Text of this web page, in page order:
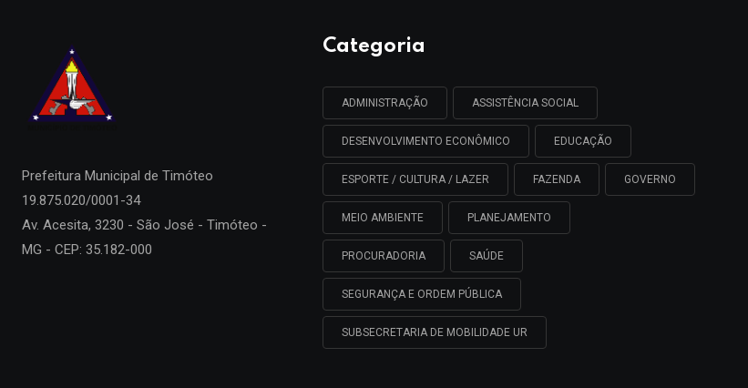
Prefeitura Municipal de Timóteo
19.875.020/0001-34
Av. Acesita, 3230 - São José - Timóteo -
MG - CEP: 35.182-000
Categoria
ADMINISTRAÇÃO ASSISTÊNCIA SOCIAL
DESENVOLVIMENTO ECONÔMICO EDUCAÇÃO
ESPORTE / CULTURA / LAZER FAZENDA GOVERNO
MEIO AMBIENTE PLANEJAMENTO
PROCURADORIA SAÚDE
SEGURANÇA E ORDEM PÚBLICA
SUBSECRETARIA DE MOBILIDADE UR